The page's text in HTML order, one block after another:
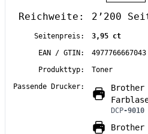
Reichweite: 2’200
Seitenpreis:
3,95 ct
EAN / GTIN:
4977766667043
Produkttyp:
Toner
Passende Drucker:
Brother
DCP-9010
Brother